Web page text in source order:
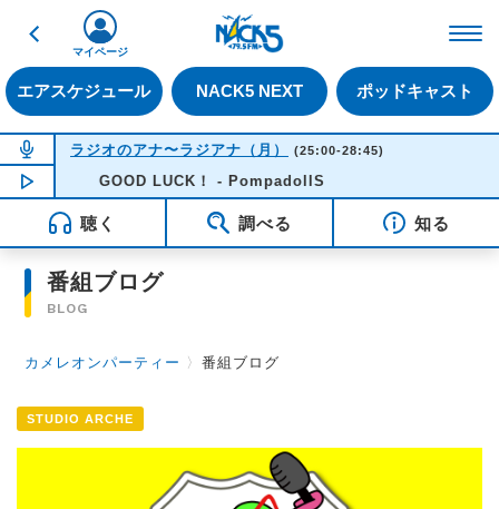
戻る
エアスケジュール NACK5 NEXT ポッドキャスト
マイページ
NOW ON AIR
ラジオのアナ〜ラジアナ（月） (25:00-28:45)
NOW PLAYING04:17
GOOD LUCK！ - PompadollS
聴く 調べる 知る
番組ブログ
BLOG
カメレオンパーティー 〉番組ブログ
STUDIO ARCHE